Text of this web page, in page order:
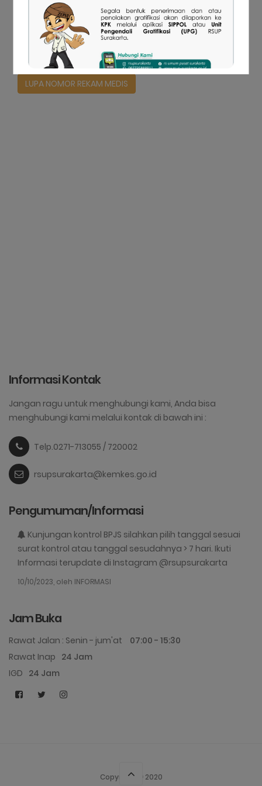
Log In
LUPA NOMOR REKAM MEDIS
Informasi Kontak
Jangan ragu untuk menghubungi kami, Anda bisa
menghubungi kami melalui kontak di bawah ini :
Telp.0271-713055 / 720002
rsupsurakarta@kemkes.go.id
Pengumuman/Informasi
Kunjungan kontrol BPJS silahkan pilih tanggal sesuai
surat kontrol atau tanggal sesudahnya > 7 hari. Ikuti
Informasi terupdate di Instagram @rsupsurakarta
10/10/2023, oleh INFORMASI
Jam Buka
Rawat Jalan : Senin - jum'at
07:00 - 15:30
Rawat Inap 24 Jam
IGD 24 Jam
Copyright © 2020